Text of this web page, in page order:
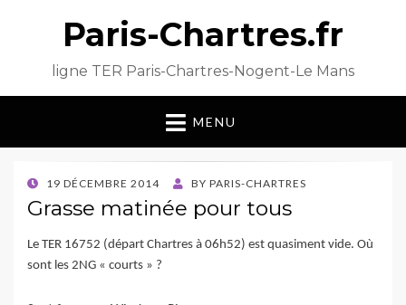
Paris-Chartres.fr
ligne TER Paris-Chartres-Nogent-Le Mans
MENU
POSTED
ON
19 DÉCEMBRE 2014 BY PARIS-CHARTRES
Grasse matinée pour tous
Le TER 16752 (départ Chartres à 06h52) est quasiment vide. Où
sont les 2NG « courts » ?